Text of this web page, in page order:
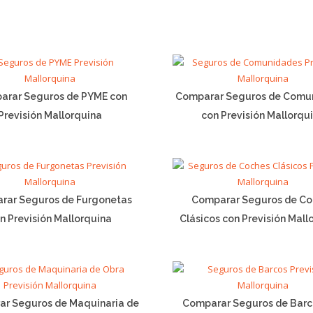
Seguros de PYME con
Mallorquina
Comparar Seguros de
con Previsión
Seguros de Furgonetas
Previsión Mallorquina
Comparar Seguros de
Clásicos con Previsión
Seguros de Maquinaria de Comparar Seguros de